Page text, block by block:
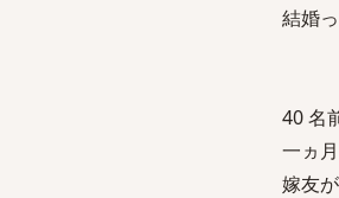
結婚
40 名
一ヵ
嫁友